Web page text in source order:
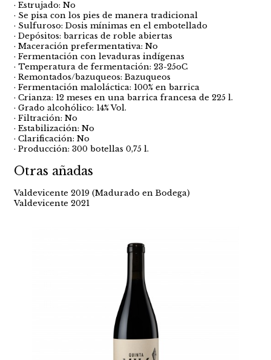
· Estrujado: No
· Se pisa con los pies de manera tradicional
· Sulfuroso: Dosis mínimas en el embotellado
· Depósitos: barricas de roble abiertas
· Maceración prefermentativa: No
· Fermentación con levaduras indígenas
· Temperatura de fermentación: 23-25oC
· Remontados/bazuqueos: Bazuqueos
· Fermentación maloláctica: 100% en barrica
· Crianza: 12 meses en una barrica francesa de 225 l.
· Grado alcohólico: 14% Vol.
· Filtración: No
· Estabilización: No
· Clarificación: No
· Producción: 300 botellas 0,75 l.
Otras añadas
Valdevicente 2019 (Madurado en Bodega)
Valdevicente 2021